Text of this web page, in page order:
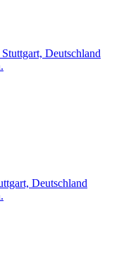
Deutschland
Deutschland